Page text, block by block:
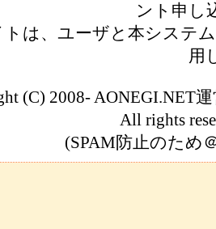
ント申し
トは、ユーザと本システ
用
(C) 2008- AONEGI.NET
All rights
(SPAM防止のため